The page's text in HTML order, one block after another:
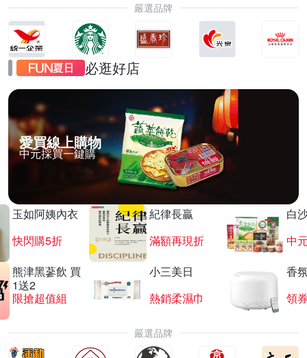
嚴選品牌
必逛好店
愛買線上購物
中元採買一鍵購
玉如阿姨內衣
快閃購5折
紀律長贏
滿額再現折
白
中
熊津黑蔘飲 買
1送2
限搶超值組
小三美日
熱銷柔濕巾
香
領
嚴選品牌